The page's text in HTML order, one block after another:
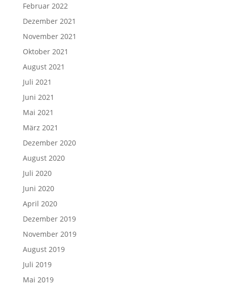
Februar 2022
Dezember 2021
November 2021
Oktober 2021
August 2021
Juli 2021
Juni 2021
Mai 2021
März 2021
Dezember 2020
August 2020
Juli 2020
Juni 2020
April 2020
Dezember 2019
November 2019
August 2019
Juli 2019
Mai 2019